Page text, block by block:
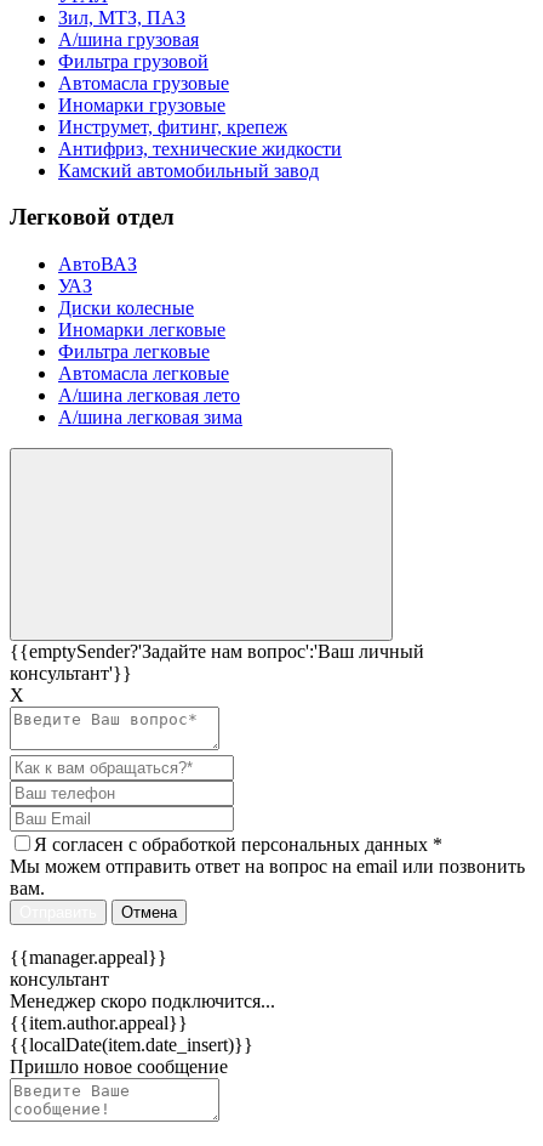
Зил, МТЗ, ПАЗ
А/шина грузовая
Фильтра грузовой
Автомасла грузовые
Иномарки грузовые
Инструмет, фитинг, крепеж
Антифриз, технические жидкости
Камский автомобильный завод
Легковой отдел
АвтоВАЗ
УАЗ
Диски колесные
Иномарки легковые
Фильтра легковые
Автомасла легковые
А/шина легковая лето
А/шина легковая зима
{{emptySender?'Задайте нам вопрос':'Ваш личный
консультант'}}
Х
Я согласен c обработкой персональных данных *
Мы можем отправить ответ на вопрос на email или позвонить
вам.
Отмена
{{manager.appeal}}
консультант
Менеджер скоро подключится...
{{item.author.appeal}}
{{localDate(item.date_insert)}}
Пришло новое сообщение